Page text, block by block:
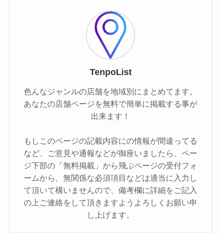
TenpoList
色んなジャンルの店舗を地域別にまとめてます。
あなたの店舗ページを無料で簡単に掲載する事が
出来ます！
もしこのページの記載内容にの情報が間違ってる
など、ご意見や通報などが御座いましたら、ペー
ジ下部の「無料掲載」から飛ぶページの受付フォ
ームから、無関係な必須項目などは適当に入力し
て頂いて構いませんので、備考欄に詳細をご記入
の上ご連絡をして頂きますようよろしくお願い申
し上げます。